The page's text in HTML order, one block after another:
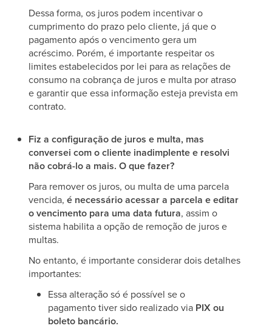
Dessa forma, os juros podem incentivar o
cumprimento do prazo pelo cliente, já que o
pagamento após o vencimento gera um
acréscimo. Porém, é importante respeitar os
limites estabelecidos por lei para as relações de
consumo na cobrança de juros e multa por atraso
e garantir que essa informação esteja prevista em
contrato.
Fiz a configuração de juros e multa, mas
conversei com o cliente inadimplente e resolvi
não cobrá-lo a mais. O que fazer?
Para remover os juros, ou multa de uma parcela
vencida, é necessário acessar a parcela e editar
o vencimento para uma data futura, assim o
sistema habilita a opção de remoção de juros e
multas.
No entanto, é importante considerar dois detalhes
importantes:
Essa alteração só é possível se o
pagamento tiver sido realizado via PIX ou
boleto bancário.